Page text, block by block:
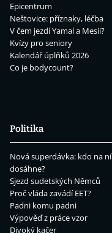
Epicentrum
Neštovice: příznaky, léčba
V čem jezdí Yamal a Mesii?
Kvízy pro seniory
Kalendář úplňků 2026
Co je bodycount?
Politika
Nová superdávka: kdo na ní
dosáhne?
Sjezd sudetských Němců
Proč vláda zavádí EET?
Padni komu padni
Výpověď z práce vzor
Divoký kačer